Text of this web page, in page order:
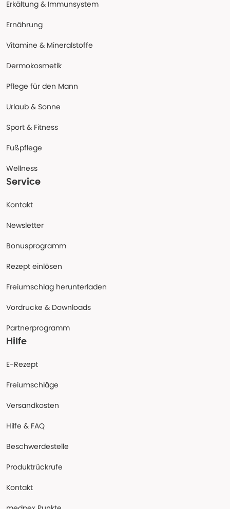
Erkältung & Immunsystem
Ernährung
Vitamine & Mineralstoffe
Dermokosmetik
Pflege für den Mann
Urlaub & Sonne
Sport & Fitness
Fußpflege
Wellness
Service
Kontakt
Newsletter
Bonusprogramm
Rezept einlösen
Freiumschlag herunterladen
Vordrucke & Downloads
Partnerprogramm
Hilfe
E-Rezept
Freiumschläge
Versandkosten
Hilfe & FAQ
Beschwerdestelle
Produktrückrufe
Kontakt